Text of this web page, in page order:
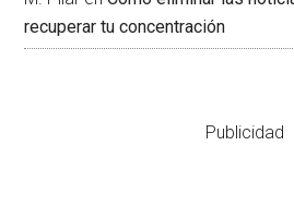
recuperar tu concentración
Publicidad